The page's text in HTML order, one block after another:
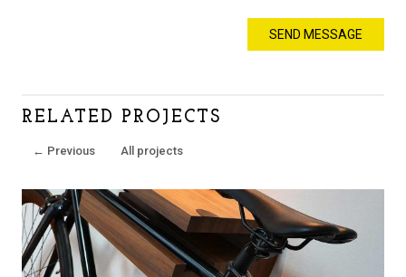
RELATED PROJECTS
← Previous All projects